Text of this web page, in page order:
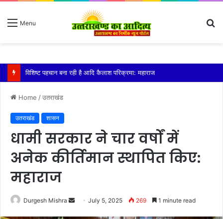
Menu
तेज बारिश से धर्मनगरी हरिद्वार हुई पानी-पानी
Home /उतराखंड
उतराखंड शासन
धामी सरकार ने चार वर्षों में
अनेक कीर्तिमान स्थापित किए:
महाराज
Durgesh Mishra
Send July 5, 2025 269 1 minute read